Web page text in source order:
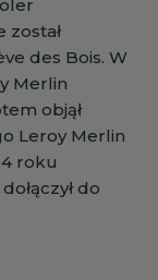
został
des Bois. W
Merlin
objął
Leroy Merlin
roku
do